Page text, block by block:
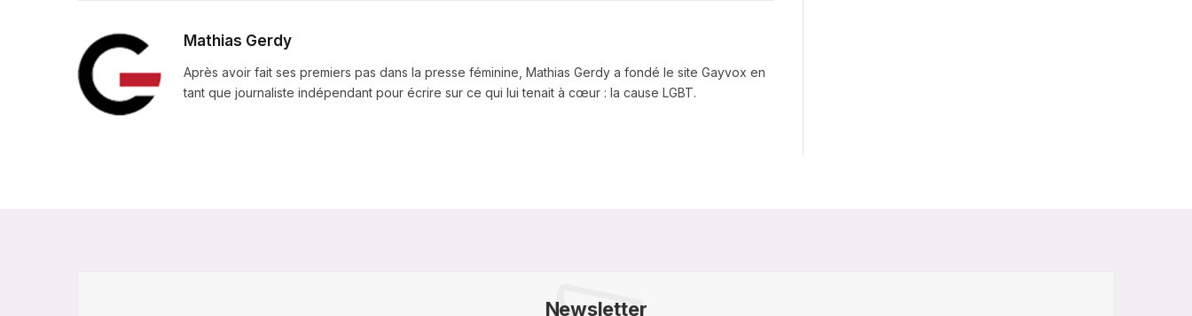
Mathias Gerdy
Après avoir fait ses premiers pas dans la presse féminine, Mathias Gerdy a fondé le site Gayvox en
tant que journaliste indépendant pour écrire sur ce qui lui tenait à cœur : la cause LGBT.
Newsletter